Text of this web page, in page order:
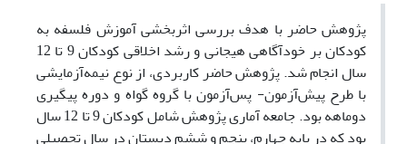
پژوهش حاضر با هدف بررسی اثربخشی آموزش فلسفه به
کودکان بر خودآگاهی هیجانی و رشد اخلاقی کودکان 9 تا 12
سال انجام شد. پژوهش حاضر کاربردی، از نوع نیمه‌آزمایشی
با طرح پیش‌آزمون- پس‌آزمون با گروه گواه و دوره پیگیری
دوماهه بود. جامعه آماری پژوهش شامل کودکان 9 تا 12 سال
بود که در پایه چهارم، پنجم و ششم دبستان در سال تحصیلی